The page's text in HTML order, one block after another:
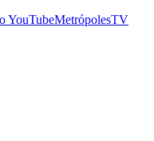
YouTubeMetrópolesTV